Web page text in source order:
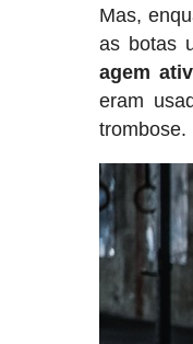
Mas,
as botas
agem
eram
trombose.